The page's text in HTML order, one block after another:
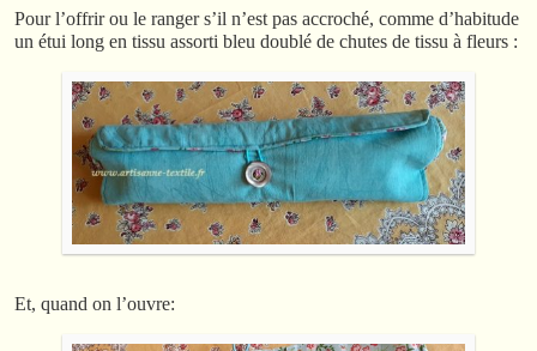
Pour l’offrir ou le ranger s’il n’est pas accroché, comme d’habitude
un étui long en tissu assorti bleu doublé de chutes de tissu à fleurs :
Et, quand on l’ouvre: